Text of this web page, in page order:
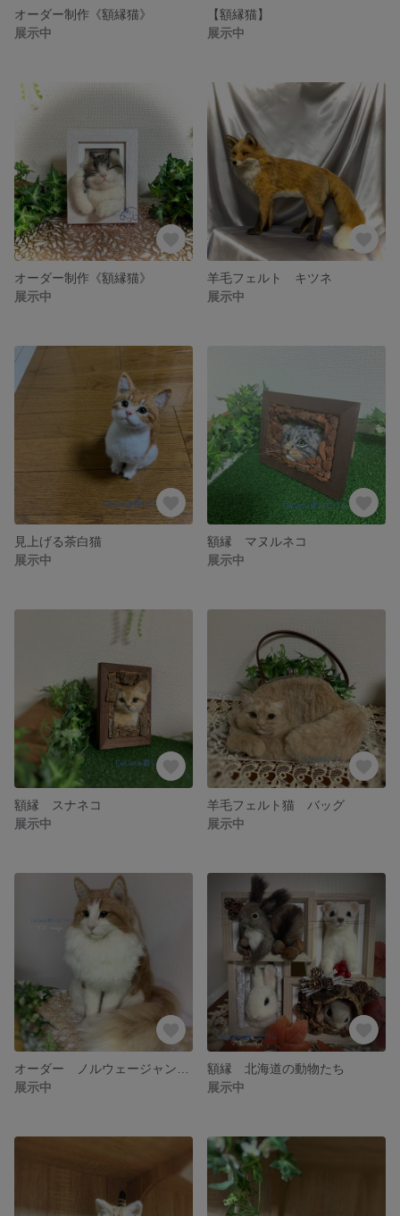
オーダー制作《額縁猫》
展示中
【額縁猫】
展示中
オーダー制作《額縁猫》
展示中
羊毛フェルト キツネ
展示中
見上げる茶白猫
展示中
額縁 マヌルネコ
展示中
額縁 スナネコ
展示中
羊毛フェルト猫 バッグ
展示中
展示中
額縁 北海道の動物たち
展示中